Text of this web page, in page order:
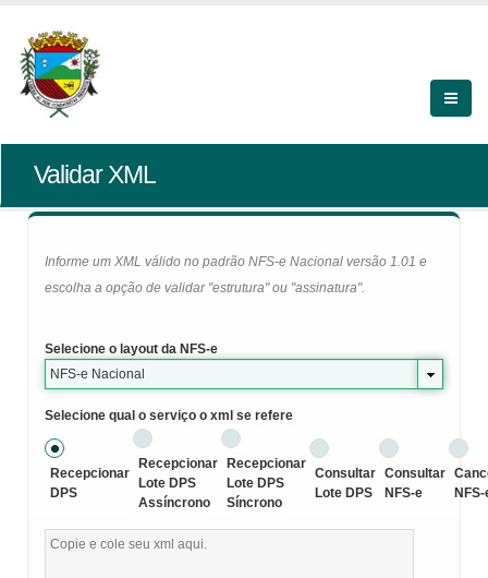
Validar XML
Informe um XML válido no padrão NFS-e Nacional versão 1.01 e
escolha a opção de validar "estrutura" ou "assinatura".
Selecione o layout da NFS-e
NFS-e Nacional
Selecione qual o serviço o xml se refere
Recepcionar
DPS
Recepcionar
Lote DPS
Assíncrono
Recepcionar
Lote DPS
Síncrono
Consultar
Lote DPS
Consultar
NFS-e
NFS-